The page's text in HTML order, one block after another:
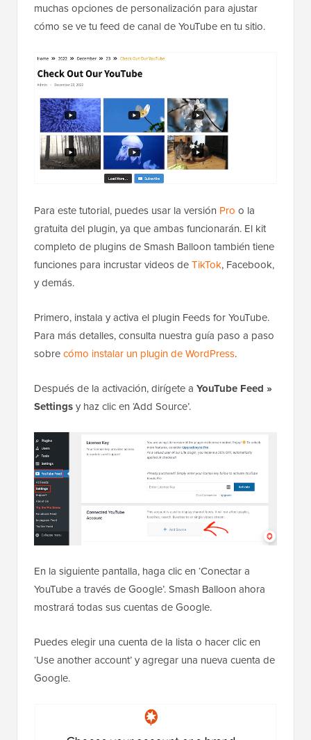
muchas opciones de personalización para ajustar
cómo se ve tu feed de canal de YouTube en tu sitio.
Para este tutorial, puedes usar la versión Pro o la
gratuita del plugin, ya que ambas funcionarán. El kit
completo de plugins de Smash Balloon también tiene
funciones para incrustar videos deTikTok, Facebook,
y demás.
Primero, instala y activa el plugin Feeds for YouTube.
Para más detalles, consulta nuestra guía paso a paso
sobrecómo instalar un plugin de WordPress.
Después de la activación, dirígete a YouTube Feed »
Settingsy haz clic en ‘Add Source’.
En la siguiente pantalla, haga clic en ‘Conectar a
YouTube a través de Google’. Smash Balloon ahora
mostrará todas sus cuentas de Google.
Puedes elegir una cuenta de la lista o hacer clic en
‘Use another account’ y agregar una nueva cuenta de
Google.